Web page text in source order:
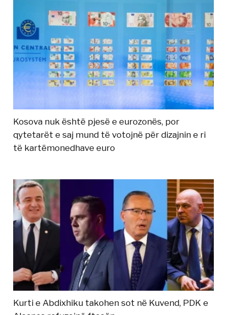
Kosova nuk është pjesë e eurozonës, por
qytetarët e saj mund të votojnë për dizajnin e ri
të kartëmonedhave euro
Kurti e Abdixhiku takohen sot në Kuvend, PDK e